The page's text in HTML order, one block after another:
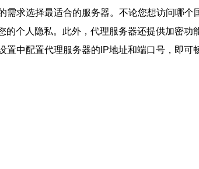
求选择最适合的服务器。不论您想访问哪个
个人隐私。此外，代理服务器还提供加密功
中配置代理服务器的IP地址和端口号，即可